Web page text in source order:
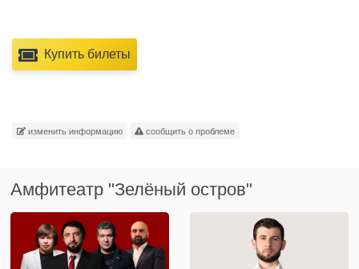
Купить билеты
изменить информацию сообщить о проблеме
Амфитеатр "Зелёный остров"